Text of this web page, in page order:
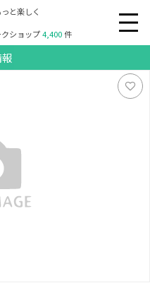
と楽しく
クショップ4,400件